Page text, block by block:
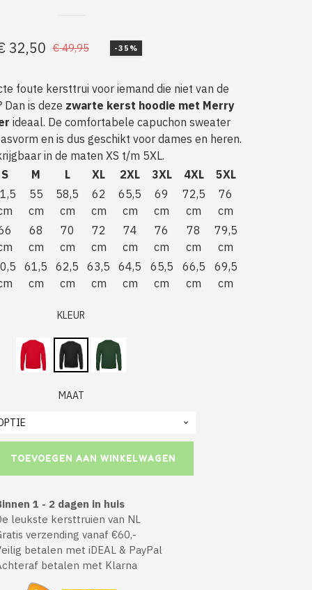
€49,95
49,95.
32,50
32,50.
-35%
foute kersttrui voor iemand die niet van de
is deze zwarte kerst hoodie met Merry
ideaal. De comfortabele capuchon sweater
en is dus geschikt voor dames en heren.
in de maten XS t/m 5XL.
S
M L XL 2XL 3XL 4XL
5XL
55
cm
58,5
cm
62
cm
65,5
cm
69
cm
72,5
cm
76
cm
68
cm
70
cm
72
cm
74
cm
76
cm
78
cm
79,5
cm
61,5
cm
62,5
cm
63,5
cm
64,5
cm
65,5
cm
66,5
cm
69,5
cm
KLEUR
MAAT
TOEVOEGEN AAN WINKELWAGEN
1 - 2 dagen in huis
leukste kersttruien van NL
verzending vanaf €60,-
betalen met iDEAL & PayPal
betalen met Klarna